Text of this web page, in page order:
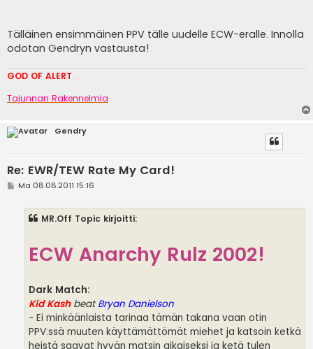
Tälläinen ensimmäinen PPV tälle uudelle ECW-eralle. Innolla
odotan Gendryn vastausta!
GOD OF ALERT
Tajunnan Rakennelmia
Gendry
Re: EWR/TEW Rate My Card!
VMa 08.08.2011 15:16
MR.Off Topic kirjoitti:
ECW Anarchy Rulz 2002!
Dark Match:
Kid Kashbeat Bryan Danielson
- Ei minkäänlaista tarinaa tämän takana vaan otin
PPV:ssä muuten käyttämättömät miehet ja katsoin ketkä
heistä saavat hyvän matsin aikaiseksi ja ketä tulen